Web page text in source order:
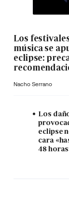
Los
música se
eclipse:
Nacho Serrano
Los
eclipse
cara
48